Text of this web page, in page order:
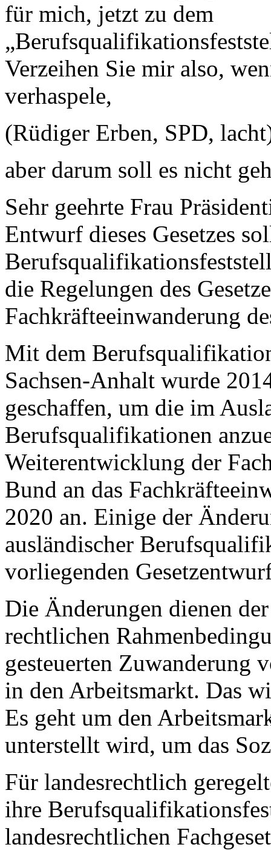
für mich, jetzt zu dem
Verzeihen Sie mir also,
verhaspele,
(Rüdiger Erben, SPD,
aber darum soll es nicht
Sehr geehrte Frau
Entwurf dieses Gesetzes
die Regelungen des
Fachkräfteeinwanderung
Mit dem
Sachsen-Anhalt wurde
geschaffen, um die im
Berufsqualifikationen
Weiterentwicklung der
Bund an das
2020 an. Einige der
ausländischer
vorliegenden
Die Änderungen dienen
rechtlichen
gesteuerten Zuwanderung
in den Arbeitsmarkt. Das
Es geht um den
unterstellt wird, um das
Für landesrechtlich
ihre
landesrechtlichen